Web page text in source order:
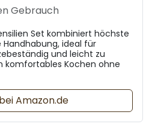
Gebrauch
Set kombiniert höchste
ideal für
und leicht zu
komfortables Kochen ohne
Amazon.de